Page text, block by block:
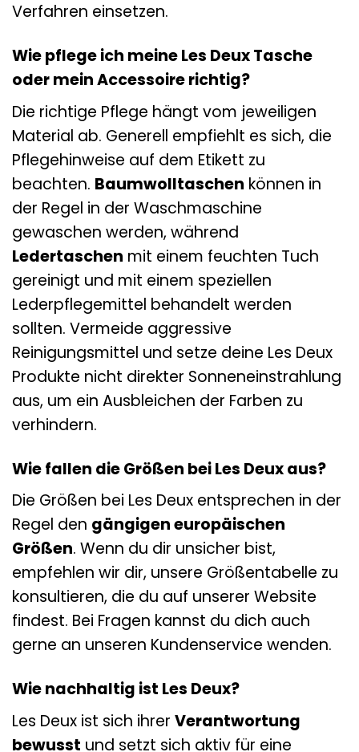
Verfahren einsetzen.
Wie pflege ich meine Les Deux Tasche
oder mein Accessoire richtig?
Die richtige Pflege hängt vom jeweiligen
Material ab. Generell empfiehlt es sich, die
Pflegehinweise auf dem Etikett zu
beachten. Baumwolltaschen können in
der Regel in der Waschmaschine
gewaschen werden, während
Ledertaschen mit einem feuchten Tuch
gereinigt und mit einem speziellen
Lederpflegemittel behandelt werden
sollten. Vermeide aggressive
Reinigungsmittel und setze deine Les Deux
Produkte nicht direkter Sonneneinstrahlung
aus, um ein Ausbleichen der Farben zu
verhindern.
Wie fallen die Größen bei Les Deux aus?
Die Größen bei Les Deux entsprechen in der
Regel den gängigen europäischen
Größen. Wenn du dir unsicher bist,
empfehlen wir dir, unsere Größentabelle zu
konsultieren, die du auf unserer Website
findest. Bei Fragen kannst du dich auch
gerne an unseren Kundenservice wenden.
Wie nachhaltig ist Les Deux?
Les Deux ist sich ihrer Verantwortung
bewusst und setzt sich aktiv für eine